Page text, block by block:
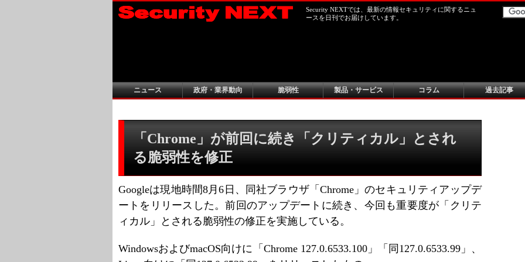
Security NEXTでは、最新の情報セキュリティに関するニュ
ースを日刊でお届けしています。
ニュース 政府・業界動向 脆弱性 製品・サービス コラム 過去記事
「Chrome」が前回に続き「クリティカル」とされ
る脆弱性を修正
Googleは現地時間8月6日、同社ブラウザ「Chrome」のセキュリティアップデ
ートをリリースした。前回のアップデートに続き、今回も重要度が「クリテ
ィカル」とされる脆弱性の修正を実施している。
WindowsおよびmacOS向けに「Chrome 127.0.6533.100」「同127.0.6533.99」、